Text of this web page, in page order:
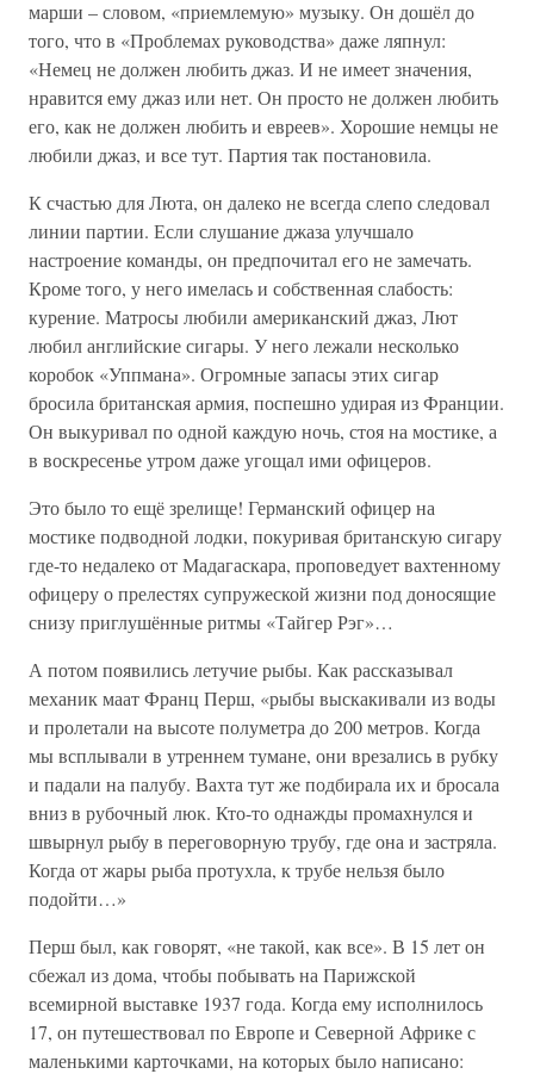
марши – словом, «приемлемую» музыку. Он дошёл до
того, что в «Проблемах руководства» даже ляпнул:
«Немец не должен любить джаз. И не имеет значения,
нравится ему джаз или нет. Он просто не должен любить
его, как не должен любить и евреев». Хорошие немцы не
любили джаз, и все тут. Партия так постановила.
К счастью для Люта, он далеко не всегда слепо следовал
линии партии. Если слушание джаза улучшало
настроение команды, он предпочитал его не замечать.
Кроме того, у него имелась и собственная слабость:
курение. Матросы любили американский джаз, Лют
любил английские сигары. У него лежали несколько
коробок «Уппмана». Огромные запасы этих сигар
бросила британская армия, поспешно удирая из Франции.
Он выкуривал по одной каждую ночь, стоя на мостике, а
в воскресенье утром даже угощал ими офицеров.
Это было то ещё зрелище! Германский офицер на
мостике подводной лодки, покуривая британскую сигару
где-то недалеко от Мадагаскара, проповедует вахтенному
офицеру о прелестях супружеской жизни под доносящие
снизу приглушённые ритмы «Тайгер Рэг»…
А потом появились летучие рыбы. Как рассказывал
механик маат Франц Перш, «рыбы выскакивали из воды
и пролетали на высоте полуметра до 200 метров. Когда
мы всплывали в утреннем тумане, они врезались в рубку
и падали на палубу. Вахта тут же подбирала их и бросала
вниз в рубочный люк. Кто-то однажды промахнулся и
швырнул рыбу в переговорную трубу, где она и застряла.
Когда от жары рыба протухла, к трубе нельзя было
подойти…»
Перш был, как говорят, «не такой, как все». В 15 лет он
сбежал из дома, чтобы побывать на Парижской
всемирной выставке 1937 года. Когда ему исполнилось
17, он путешествовал по Европе и Северной Африке с
маленькими карточками, на которых было написано: